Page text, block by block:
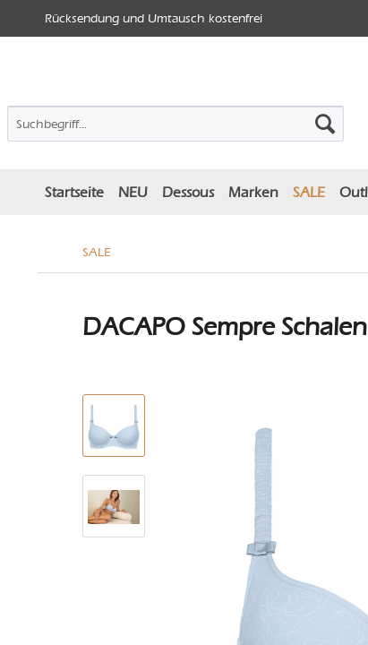
Rücksendung und Umtausch kostenfrei
Startseite NEU Dessous Marken SALE
SALE
DACAPO Sempre